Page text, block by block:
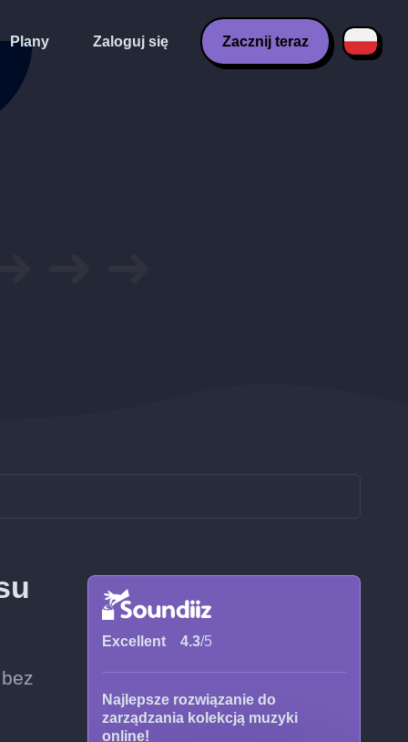
Plany Zaloguj się Zacznij teraz
Excellent 4.3/5
Najlepsze rozwiązanie do
zarządzania kolekcją muzyki
online!